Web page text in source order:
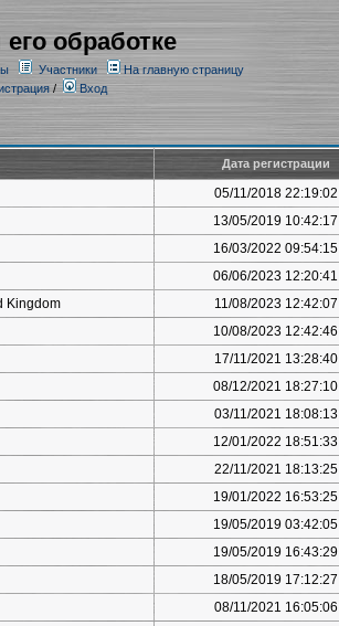
обработке
Участники
На главную страницу
/ Вход
Дата регистрации
05/11/2018 22:19:02
13/05/2019 10:42:17
16/03/2022 09:54:15
06/06/2023 12:20:41
Kingdom 11/08/2023 12:42:07
10/08/2023 12:42:46
17/11/2021 13:28:40
08/12/2021 18:27:10
03/11/2021 18:08:13
12/01/2022 18:51:33
22/11/2021 18:13:25
19/01/2022 16:53:25
19/05/2019 03:42:05
19/05/2019 16:43:29
18/05/2019 17:12:27
08/11/2021 16:05:06